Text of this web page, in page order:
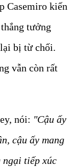
Casemiro kiến
tưởng
bị từ chối.
vẫn còn rất
nói: "Cậu ấy
cậu ấy mang
ngại tiếp xúc